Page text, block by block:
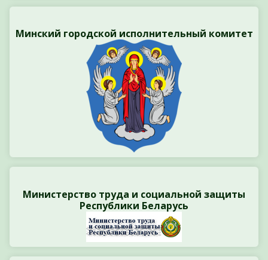
Минский городской исполнительный комитет
Министерство труда и социальной защиты
Республики Беларусь